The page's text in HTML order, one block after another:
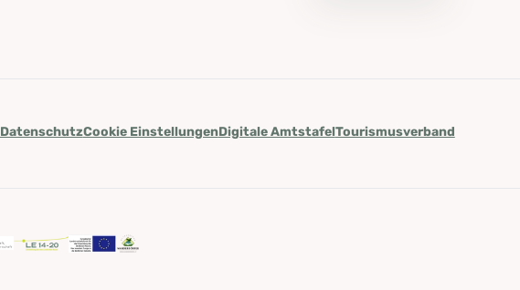
DatenschutzCookie EinstellungenDigitale AmtstafelTourismusverband